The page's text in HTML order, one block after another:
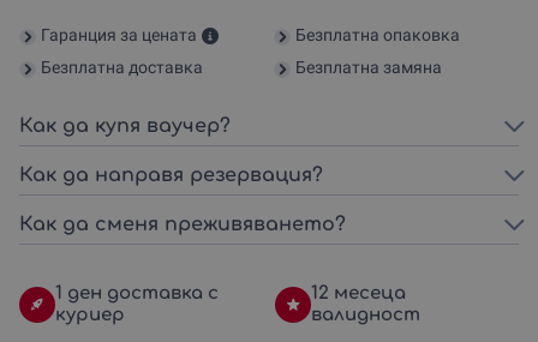
Гаранция за цената
Безплатна опаковка
Безплатна доставка
Безплатна замяна
Как да купя ваучер?
Как да направя резервация?
Как да сменя преживяването?
1 ден доставка с
куриер
12 месеца
валидност